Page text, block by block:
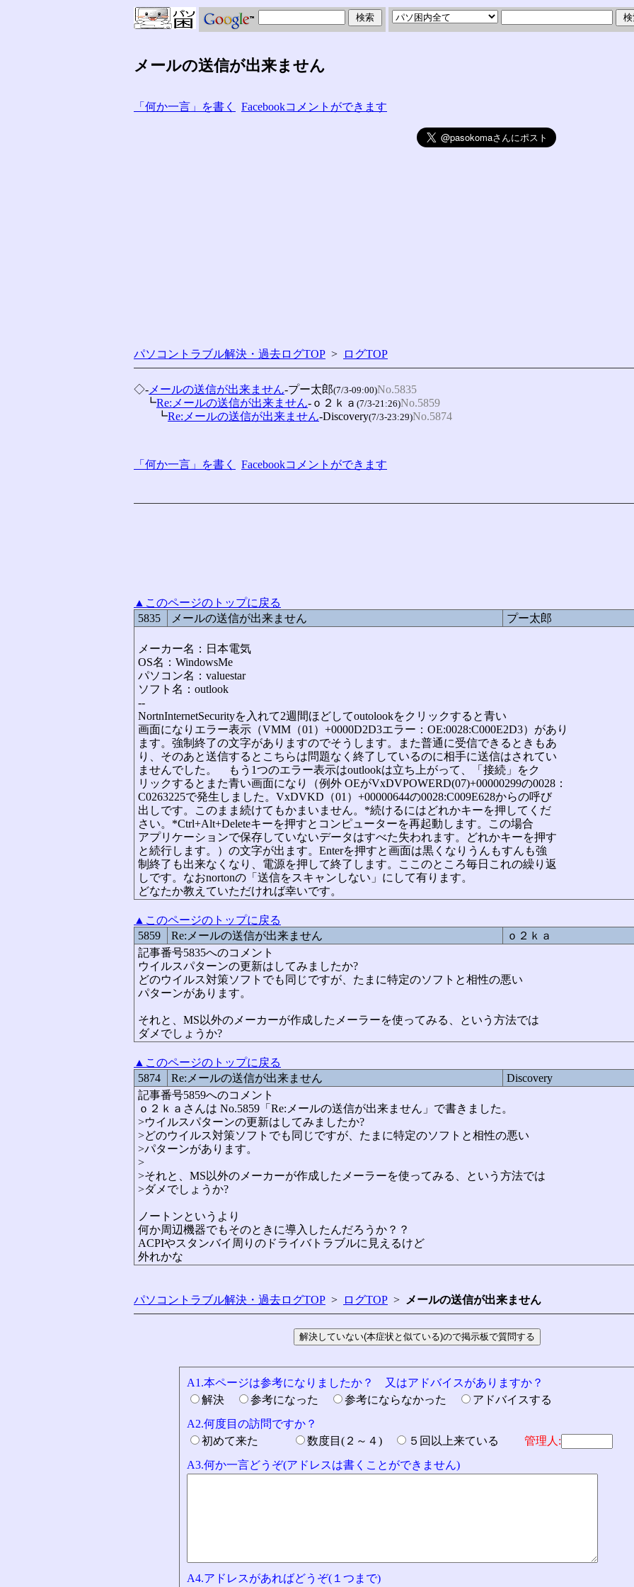
メールの送信が出来ません
「何か一言」を書く Facebookコメントができます
パソコントラブル解決・過去ログTOP > ログTOP
◇- メールの送信が出来ません-プー太郎(7/3-09:00)No.5835
┗Re:メールの送信が出来ません-ｏ２ｋａ (7/3-21:26)No.5859
┗Re:メールの送信が出来ません-Discovery(7/3-23:29)No.5874
「何か一言」を書く Facebookコメントができます
▲このページのトップに戻る
5835
メールの送信が出来ません プー太郎
メーカー名：日本電気
OS名：WindowsMe
パソコン名：valuestar
ソフト名：outlook
--
NortnInternetSecurityを入れて2週間ほどしてoutolookをクリックすると青い
画面になりエラー表示（VMM（01）+0000D2D3エラー：OE:0028:C000E2D3）があり
ます。強制終了の文字がありますのでそうします。また普通に受信できるときもあ
り、そのあと送信するとこちらは問題なく終了しているのに相手に送信はされてい
ませんでした。 もう1つのエラー表示はoutlookは立ち上がって、「接続」をク
リックするとまた青い画面になり（例外 OEがVxDVPOWERD(07)+00000299の0028：
C0263225で発生しました。VxDVKD（01）+00000644の0028:C009E628からの呼び
出しです。このまま続けてもかまいません。*続けるにはどれかキーを押してくだ
さい。*Ctrl+Alt+Deleteキーを押すとコンピューターを再起動します。この場合
アプリケーションで保存していないデータはすべた失われます。どれかキーを押す
と続行します。）の文字が出ます。Enterを押すと画面は黒くなりうんもすんも強
制終了も出来なくなり、電源を押して終了します。ここのところ毎日これの繰り返
しです。なおnortonの「送信をスキャンしない」にして有ります。
どなたか教えていただければ幸いです。
▲このページのトップに戻る
5859
Re:メールの送信が出来ません ｏ２ｋａ
記事番号5835へのコメント
ウイルスパターンの更新はしてみましたか?
どのウイルス対策ソフトでも同じですが、たまに特定のソフトと相性の悪い
パターンがあります。
それと、MS以外のメーカーが作成したメーラーを使ってみる、という方法では
ダメでしょうか?
▲このページのトップに戻る
5874
Re:メールの送信が出来ません Discovery
記事番号5859へのコメント
ｏ２ｋａさんは No.5859「Re:メールの送信が出来ません」で書きました。
>ウイルスパターンの更新はしてみましたか?
>どのウイルス対策ソフトでも同じですが、たまに特定のソフトと相性の悪い
>パターンがあります。
>
>それと、MS以外のメーカーが作成したメーラーを使ってみる、という方法では
>ダメでしょうか?
ノートンというより
何か周辺機器でもそのときに導入したんだろうか？？
ACPIやスタンバイ周りのドライバトラブルに見えるけど
外れかな
パソコントラブル解決・過去ログTOP > ログTOP > メールの送信が出来ません
A1.本ページは参考になりましたか？ 又はアドバイスがありますか？
解決
参考になった 参考にならなかった
アドバイスする
A2.何度目の訪問ですか？
初めて来た
数度目(２～４) ５回以上来ている 管理人:
A3.何か一言どうぞ(アドレスは書くことができません)
A4.アドレスがあればどうぞ(１つまで)